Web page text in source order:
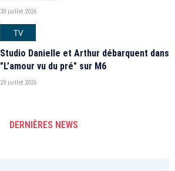
30 juillet 2026
TV
Studio Danielle et Arthur débarquent dans
"L’amour vu du pré" sur M6
29 juillet 2026
DERNIÈRES NEWS